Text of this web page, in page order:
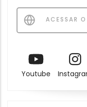
ACESSAR
Youtube